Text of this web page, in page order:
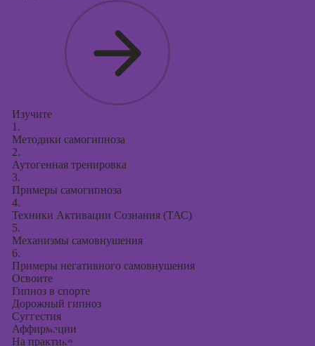
Изучите
1.
Методики самогипноза
2.
Аутогенная тренировка
3.
Примеры самогипноза
4.
Техники Активации Сознания (ТАС)
5.
Механизмы самовнушения
6.
Примеры негативного самовнушения
Освоите
Гипноз в спорте
Дорожный гипноз
Суггестия
Аффирмации
На практике